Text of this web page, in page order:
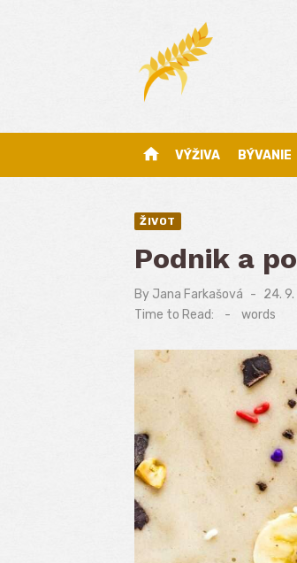
home VÝŽIVA BÝVANIE
ŽIVOT
Podnik a
By Jana Farkašová
on
24.
Time to Read:
- words